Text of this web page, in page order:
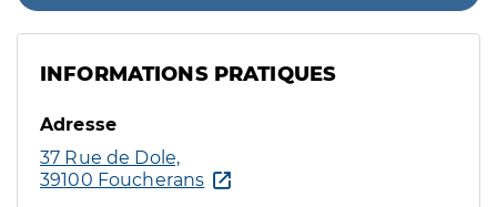
INFORMATIONS PRATIQUES
Adresse
37 Rue de Dole,
39100 Foucherans